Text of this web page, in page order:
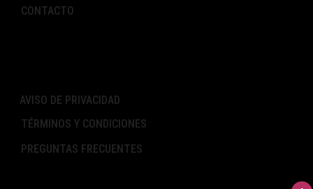
CONTACTO
AVISO DE PRIVACIDAD
TÉRMINOS Y CONDICIONES
PREGUNTAS FRECUENTES